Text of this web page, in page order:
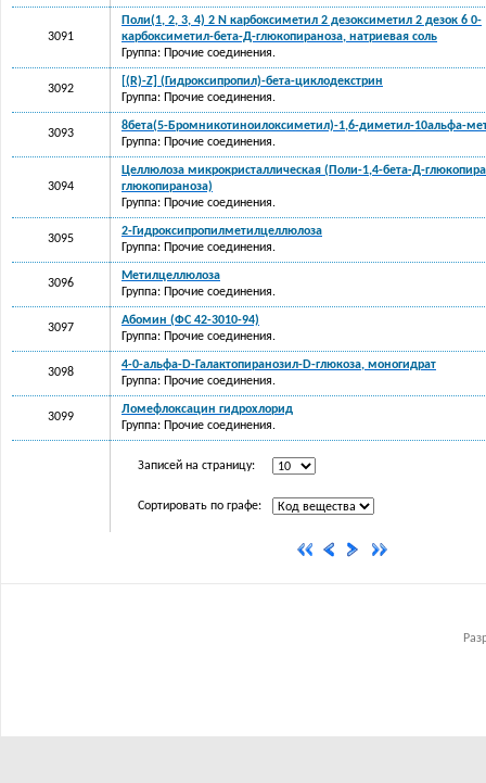
3091
Поли(1, 2, 3, 4) 2 N карбоксиметил 2 дезоксиметил 2 дезок 6 0-
карбоксиметил-бета-Д-глюкопираноза, натриевая соль
Группа: Прочие соединения.
3092
[(R)-Z] (Гидроксипропил)-бета-циклодекстрин
Группа: Прочие соединения.
3093
8бета(5-Бромникотиноилоксиметил)-1,6-диметил-10альфа-
Группа: Прочие соединения.
3094
Целлюлоза микрокристаллическая (Поли-1,4-бета-Д-
глюкопираноза)
Группа: Прочие соединения.
3095
2-Гидроксипропилметилцеллюлоза
Группа: Прочие соединения.
3096
Метилцеллюлоза
Группа: Прочие соединения.
3097
Абомин (ФС 42-3010-94)
Группа: Прочие соединения.
3098
4-0-альфа-D-Галактопиранозил-D-глюкоза, моногидрат
Группа: Прочие соединения.
3099
Ломефлоксацин гидрохлорид
Группа: Прочие соединения.
Записей на страницу:
Сортировать по графе: